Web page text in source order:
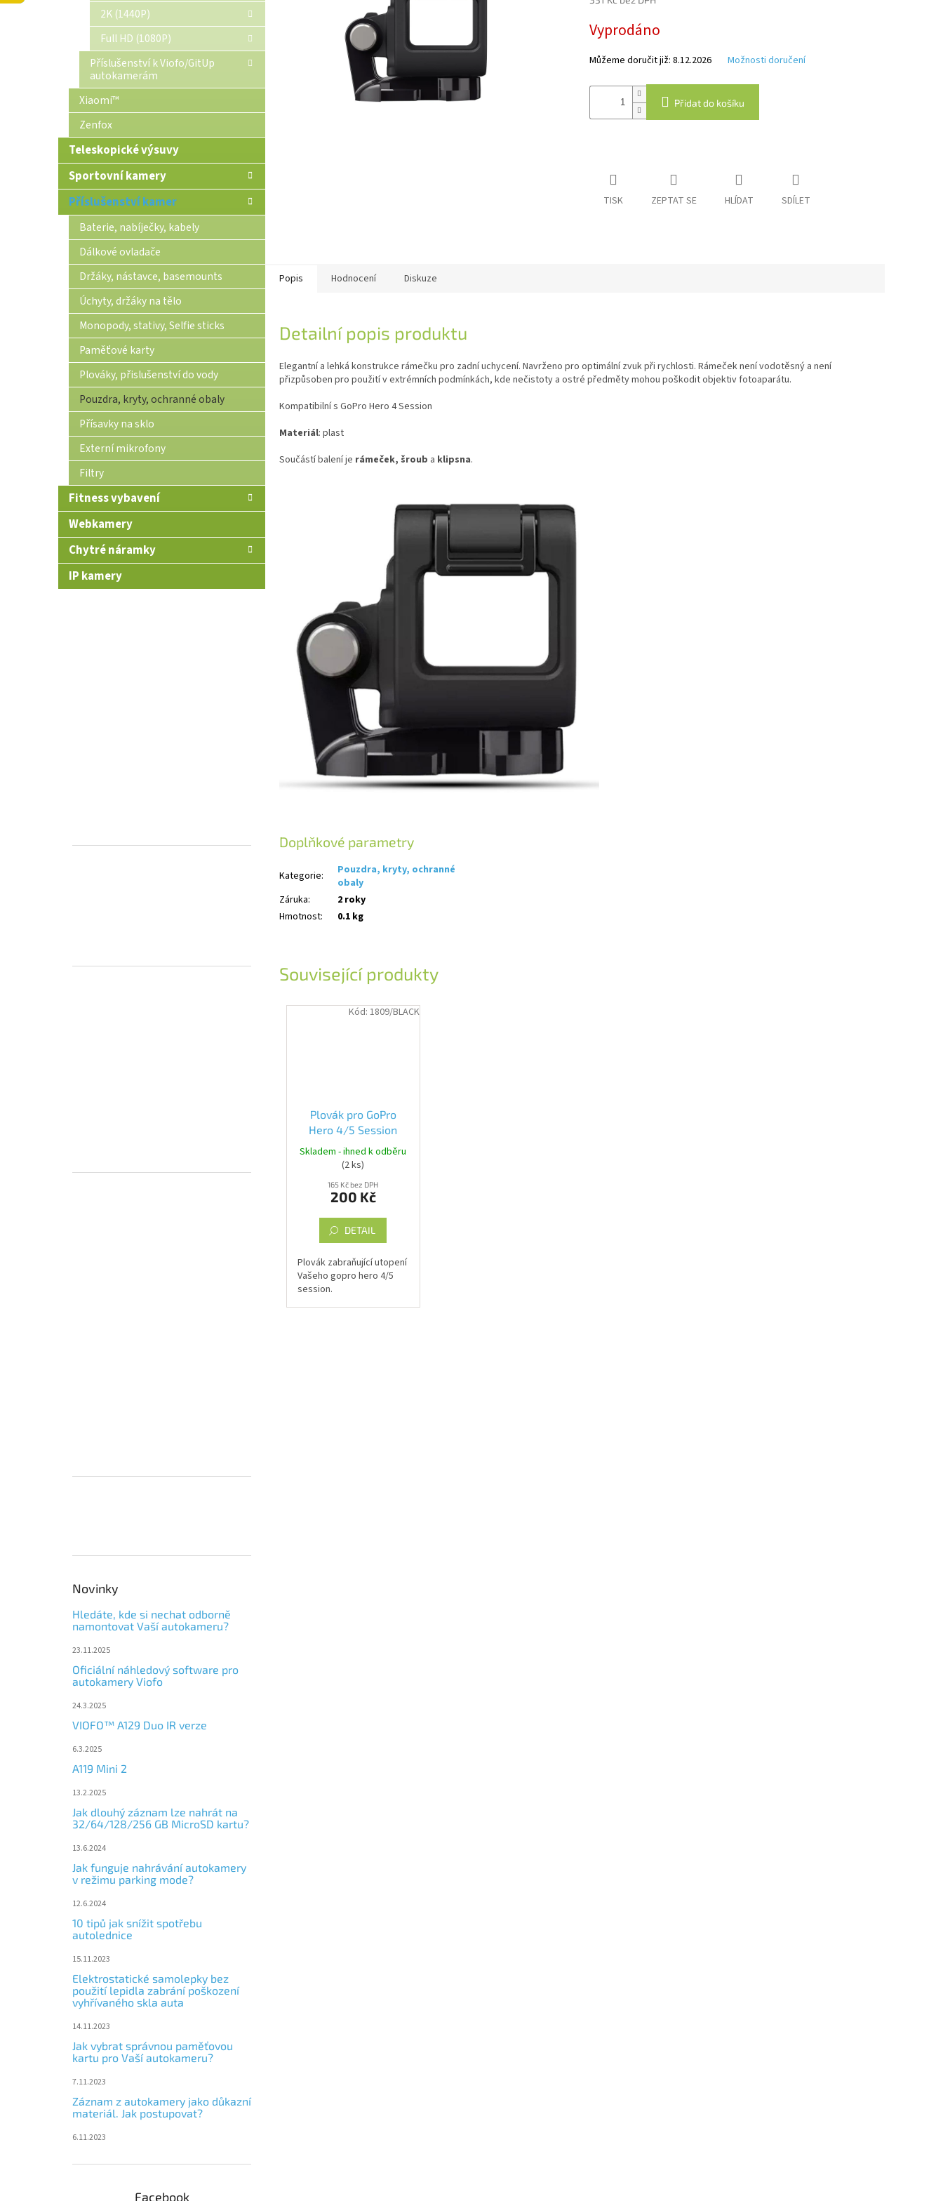
2K (1440P)
Full HD (1080P)
Příslušenství k Viofo/GitUp
autokamerám
Xiaomi™
Zenfox
Teleskopické výsuvy
Sportovní kamery
Příslušenství kamer
Baterie, nabíječky, kabely
Dálkové ovladače
Držáky, nástavce, basemounts
Úchyty, držáky na tělo
Monopody, stativy, Selfie sticks
Paměťové karty
Plováky, přislušenství do vody
Pouzdra, kryty, ochranné obaly
Přísavky na sklo
Externí mikrofony
Filtry
Fitness vybavení
Webkamery
Chytré náramky
IP kamery
Novinky
Hledáte, kde si nechat odborně
namontovat Vaší autokameru?
23.11.2025
Oficiální náhledový software pro
autokamery Viofo
24.3.2025
VIOFO™ A129 Duo IR verze
6.3.2025
A119 Mini 2
13.2.2025
Jak dlouhý záznam lze nahrát na
32/64/128/256 GB MicroSD kartu?
13.6.2024
Jak funguje nahrávání autokamery
v režimu parking mode?
12.6.2024
10 tipů jak snížit spotřebu
autolednice
15.11.2023
Elektrostatické samolepky bez
použití lepidla zabrání poškození
vyhřívaného skla auta
14.11.2023
Jak vybrat správnou paměťovou
kartu pro Vaší autokameru?
7.11.2023
Záznam z autokamery jako důkazní
materiál. Jak postupovat?
6.11.2023
Facebook
0,0
5cena:
Vyprodáno
Můžeme doručit již: 8.12.2026 Možnosti doručení
Přidat do košíku
TISK ZEPTAT SE HLÍDAT SDÍLET
Související produkty
Plovák pro GoPro
Hero 4/5 Session
Skladem - ihned k odběru
(2 ks)
165 Kč bez DPH
200 Kč
DETAIL
Plovák zabraňující utopení
Vašeho gopro hero 4/5
session.
Kód: 1809/BLACK
Popis Hodnocení Diskuze
Detailní popis produktu
Elegantní a lehká konstrukce rámečku pro zadní uchycení. Navrženo pro optimální zvuk při rychlosti. Rámeček není vodotěsný a není
přizpůsoben pro použití v extrémních podmínkách, kde nečistoty a ostré předměty mohou poškodit objektiv fotoaparátu.
Kompatibilní s GoPro Hero 4 Session
Materiál: plast
Součástí balení je rámeček, šroub a klipsna.
Doplňkové parametry
Kategorie:
Pouzdra, kryty, ochranné
obaly
Záruka:
2 roky
Hmotnost: 0.1 kg